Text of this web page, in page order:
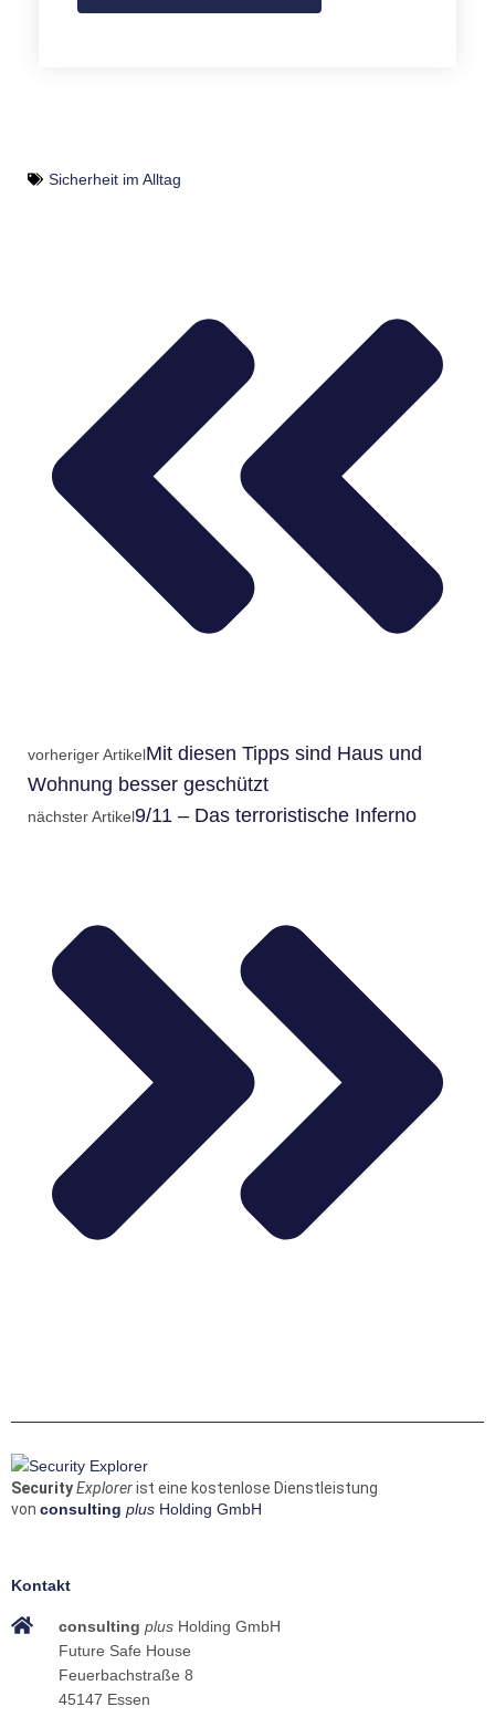
Sicherheit im Alltag
vorheriger ArtikelMit diesen Tipps sind Haus und
Wohnung besser geschützt
nächster Artikel9/11 – Das terroristische Inferno
SecurityExplorerist eine kostenlose Dienstleistung
von consulting plus Holding GmbH
Kontakt
consulting plus Holding GmbH
Future Safe House
Feuerbachstraße 8
45147 Essen